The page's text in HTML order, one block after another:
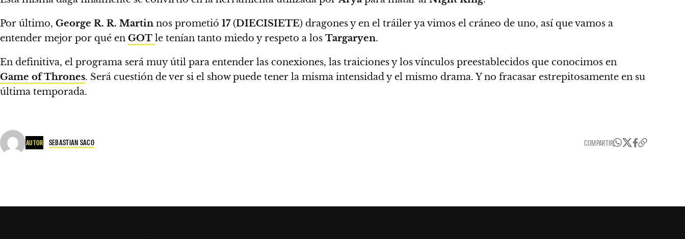
Por último, George R. R. Martin nos prometió 17(DIECISIETE) dragones y en el tráiler ya vimos el cráneo de uno, así que vamos a
entender mejor por qué en GOT le tenían tanto miedo y respeto a los Targaryen.
En definitiva, el programa será muy útil para entender las conexiones, las traiciones y los vínculos preestablecidos que conocimos en
Game of Thrones. Será cuestión de ver si el show puede tener la misma intensidad y el mismo drama. Y no fracasar estrepitosamente en su
última temporada.
AUTOR SEBASTIAN SACO COMPARTIR